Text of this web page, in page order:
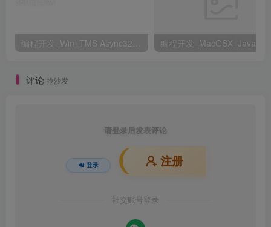
评论 抢沙发
请登录后发表评论
登录 注册
社交账号登录